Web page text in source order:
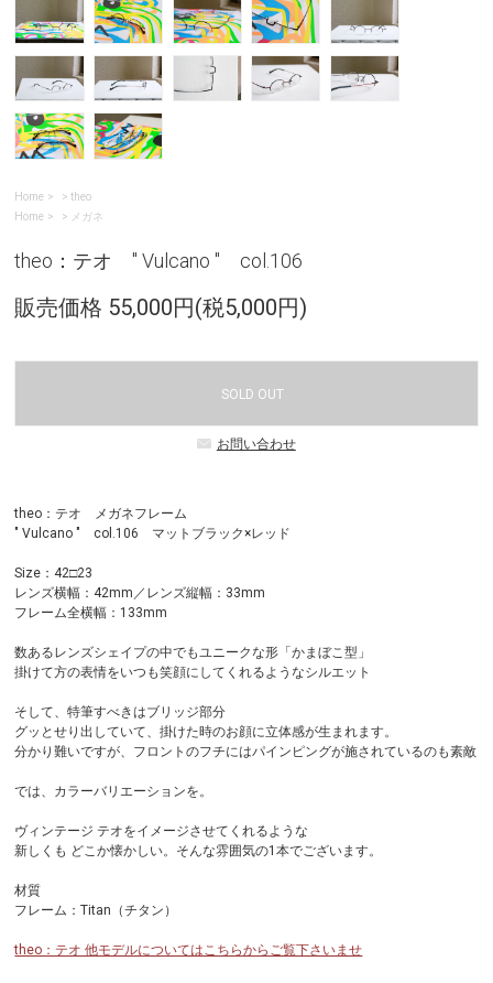
Home >theo
Home
> メガネ
theo：テオ " Vulcano " col.106
販売価格 55,000円(税5,000円)
SOLD OUT
お問い合わせ
theo：テオ メガネフレーム
" Vulcano " col.106 マットブラック×レッド
Size：42□23
レンズ横幅：42mm／レンズ縦幅：33mm
フレーム全横幅：133mm
数あるレンズシェイプの中でもユニークな形「かまぼこ型」
掛けて方の表情をいつも笑顔にしてくれるようなシルエット
そして、特筆すべきはブリッジ部分
グッとせり出していて、掛けた時のお顔に立体感が生まれます。
分かり難いですが、フロントのフチにはパインピングが施されているのも素敵
では、カラーバリエーションを。
ヴィンテージ テオをイメージさせてくれるような
新しくも どこか懐かしい。そんな雰囲気の1本でございます。
材質
フレーム：Titan（チタン）
theo：テオ 他モデルについてはこちらからご覧下さいませ